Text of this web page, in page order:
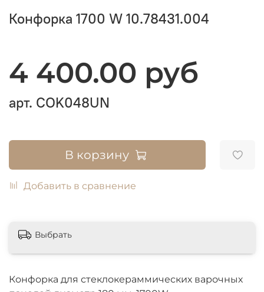
Конфорка 1700 W 10.78431.004
4 400.00 руб
арт. COK048UN
В корзину
Добавить в сравнение
Конфорка для стеклокераммических варочных
Выбрать